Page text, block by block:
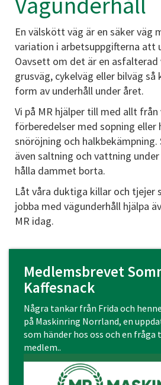
En välskött väg är en säker väg
variation i arbetsuppgifterna att
Oavsett om det är en asfalterad
grusväg, cykelväg eller bilväg så
form av underhåll under året.
Vi på MR hjälper till med allt från
förberedelser med sopning eller
snöröjning och
även saltning och vattning
hålla dammet borta.
Låt våra duktiga killar och tjejer
jobba med vägunderhåll hjälpa
MR idag.
Medlemsbrevet
Kaffesnack
Några tankar från Frida och
på Maskinring Norrland, en
som händer hos oss och en fråga
medlem..